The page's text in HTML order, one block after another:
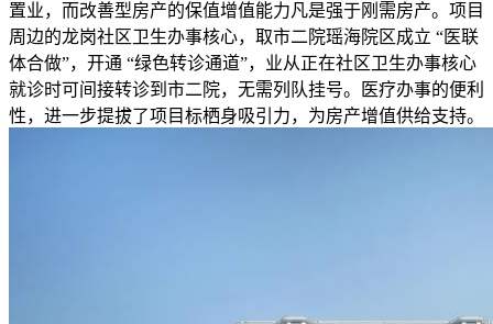
置业，而改善型房产的保值增值能力凡是强于刚需房产。项目
周边的龙岗社区卫生办事核心，取市二院瑶海院区成立 “医联
体合做”，开通 “绿色转诊通道”，业从正在社区卫生办事核心
就诊时可间接转诊到市二院，无需列队挂号。医疗办事的便利
性，进一步提拔了项目标栖身吸引力，为房产增值供给支持。